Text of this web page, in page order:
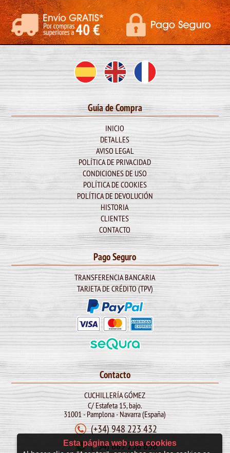
Guía de Compra
INICIO
DETALLES
AVISO LEGAL
POLÍTICA DE PRIVACIDAD
CONDICIONES DE USO
POLÍTICA DE COOKIES
POLÍTICA DE DEVOLUCIÓN
HISTORIA
CLIENTES
CONTACTO
Pago Seguro
TRANSFERENCIA BANCARIA
TARJETA DE CRÉDITO (TPV)
Contacto
CUCHILLERÍA GÓMEZ
C/ Estafeta 15, bajo.
31001 - Pamplona - Navarra (España)
(+34) 948 223 432
(+34) 689 256 638
Esta página web usa cookies